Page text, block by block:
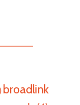
broadlink